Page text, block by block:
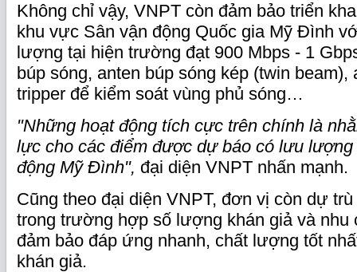
Không chỉ vậy, VNPT còn đảm bảo triển
khu vực Sân vận động Quốc gia Mỹ Đình
lượng tại hiện trường đạt 900 Mbps - 1
búp sóng, anten búp sóng kép (twin beam),
tripper để kiểm soát vùng phủ sóng…
"Những hoạt động tích cực trên chính là
lực cho các điểm được dự báo có lưu
động Mỹ Đình", đại diện VNPT nhấn mạnh.
Cũng theo đại diện VNPT, đơn vị còn dự
trong trường hợp số lượng khán giả và nhu
đảm bảo đáp ứng nhanh, chất lượng tốt
khán giả.